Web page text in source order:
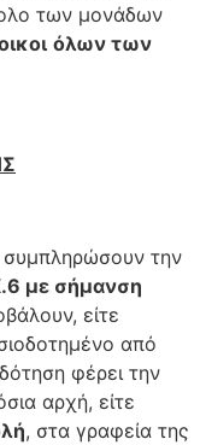
των μονάδων
όλων των
συμπληρώσουν την
με σήμανση
είτε
από
φέρει την
αρχή, είτε
, στα γραφεία της